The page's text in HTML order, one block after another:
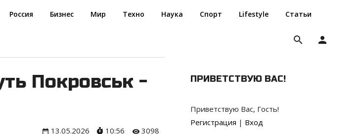
Россия Бизнес Мир Техно Наука Спорт Lifestyle Статьи
person
search
Покровськ -
13.05.2026 10:56 3098
ПРИВЕТСТВУЮ ВАС!
Приветствую Вас, Гость!
Регистрация | Вход